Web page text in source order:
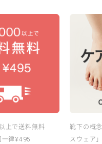
以上で送料無料
一律¥495
靴下の概
スウェア